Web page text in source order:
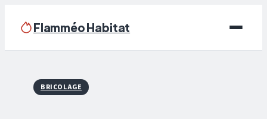
Flamméo Habitat
Écologie & Énergie
BRICOLAGE